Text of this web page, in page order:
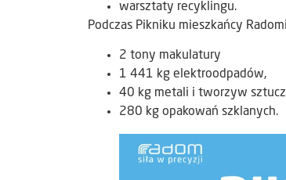
warsztaty recyklingu.
Podczas Pikniku mieszkańcy
2 tony makulatury
1 441 kg elektroodpadów,
40 kg metali i tworzyw
280 kg opakowań szklanych.